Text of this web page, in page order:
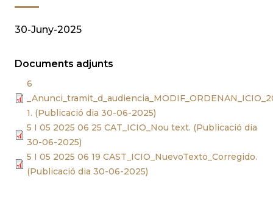
30-Juny-2025
Documents adjunts
6
1. (Publicació dia 30-06-2025)
5 I 05 2025 06 25 CAT_ICIO_Nou text. (Publicació dia
30-06-2025)
5 I 05 2025 06 19 CAST_ICIO_NuevoTexto_Corregido.
(Publicació dia 30-06-2025)